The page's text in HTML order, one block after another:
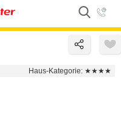
Haus-Kategorie: ★★★★